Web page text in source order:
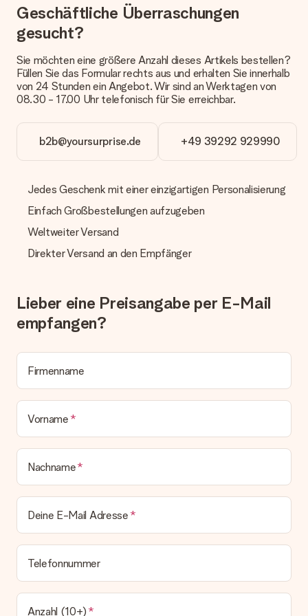
Welche Lieferoptionen stehen zur Verfügung?
Derzeit können wir (noch) keine verschiedenen Lieferoptionen
Päckchen versendet. Möchtest du wissen, ob es als Paket
oder Päckchen geliefert wird, kontaktiere bitte unseren
Kundenservice.
Wie kann ich meine Bestellung bezahlen?
Wir bieten die folgenden Zahlungsoptionen an: Vorauskasse
mit normaler Überweisung, Sofortüberweisung, Paypal,
manuellen Überweisung verlängert sich die Lieferzeit des
Geschenks jedoch um 3 Werktage.
Geschenk empfangen
Was, wenn das Geschenk meine Erwartungen nicht
kontaktieren. Dort wird dir umgehend ein passender
Lösungsvorschlag unterbreitet.
Alle Lieferungen erfolgen ohne Rechnung und/oder
Lieferschein. Die Rechnung zu deiner Bestellung erhältst du
Geschenk also direkt beim Empfänger liefern lassen und es
bleibt eine echte Überraschung!
Geschäftliche Überraschungen
gesucht?
Sie möchten eine größere Anzahl dieses Artikels bestellen?
Füllen Sie das Formular rechts aus und erhalten Sie innerhalb
von 24 Stunden ein Angebot. Wir sind an Werktagen von
08.30 - 17.00 Uhr telefonisch für Sie erreichbar.
b2b@yoursurprise.de +49 39292 929990
Jedes Geschenk mit einer einzigartigen Personalisierung
Einfach Großbestellungen aufzugeben
Weltweiter Versand
Direkter Versand an den Empfänger
Lieber eine Preisangabe per E-Mail
empfangen?
Firmenname
Vorname
Nachname
Deine E-Mail Adresse
Telefonnummer
Anzahl (10+)